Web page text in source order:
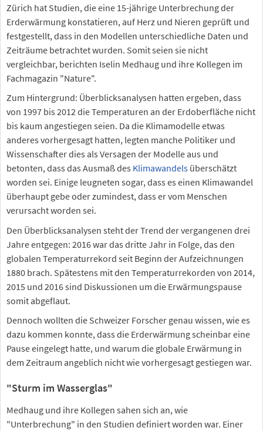
Zürich hat Studien, die eine 15-jährige Unterbrechung der
Erderwärmung konstatieren, auf Herz und Nieren geprüft und
festgestellt, dass in den Modellen unterschiedliche Daten und
Zeiträume betrachtet wurden. Somit seien sie nicht
vergleichbar, berichten Iselin Medhaug und ihre Kollegen im
Fachmagazin "Nature".
Zum Hintergrund: Überblicksanalysen hatten ergeben, dass
von 1997 bis 2012 die Temperaturen an der Erdoberfläche nicht
bis kaum angestiegen seien. Da die Klimamodelle etwas
anderes vorhergesagt hatten, legten manche Politiker und
Wissenschafter dies als Versagen der Modelle aus und
betonten, dass das Ausmaß des Klimawandels überschätzt
worden sei. Einige leugneten sogar, dass es einen Klimawandel
überhaupt gebe oder zumindest, dass er vom Menschen
verursacht worden sei.
Den Überblicksanalysen steht der Trend der vergangenen drei
Jahre entgegen: 2016 war das dritte Jahr in Folge, das den
globalen Temperaturrekord seit Beginn der Aufzeichnungen
1880 brach. Spätestens mit den Temperaturrekorden von 2014,
2015 und 2016 sind Diskussionen um die Erwärmungspause
somit abgeflaut.
Dennoch wollten die Schweizer Forscher genau wissen, wie es
dazu kommen konnte, dass die Erderwärmung scheinbar eine
Pause eingelegt hatte, und warum die globale Erwärmung in
dem Zeitraum angeblich nicht wie vorhergesagt gestiegen war.
"Sturm im Wasserglas"
Medhaug und ihre Kollegen sahen sich an, wie
"Unterbrechung" in den Studien definiert worden war. Einer